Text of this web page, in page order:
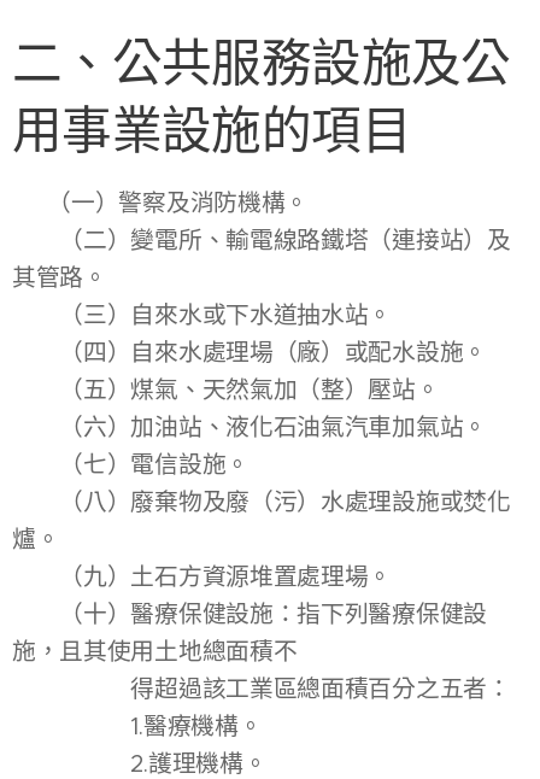
二、公共服務設施及公
用事業設施的項目
（一）警察及消防機構。
（二）變電所、輸電線路鐵塔（連接站）及
其管路。
（三）自來水或下水道抽水站。
（四）自來水處理場（廠）或配水設施。
（五）煤氣、天然氣加（整）壓站。
（六）加油站、液化石油氣汽車加氣站。
（七）電信設施。
（八）廢棄物及廢（污）水處理設施或焚化
爐。
（九）土石方資源堆置處理場。
（十）醫療保健設施：指下列醫療保健設
施，且其使用土地總面積不
得超過該工業區總面積百分之五者：
1.醫療機構。
2.護理機構。